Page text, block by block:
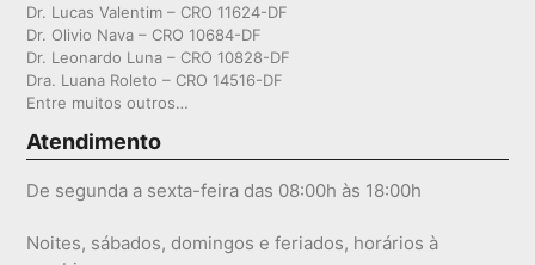
Dr. Lucas Valentim – CRO 11624-DF
Dr. Olivio Nava – CRO 10684-DF
Dr. Leonardo Luna – CRO 10828-DF
Dra. Luana Roleto – CRO 14516-DF
Entre muitos outros…
Atendimento
De segunda a sexta-feira das 08:00h às 18:00h
Noites, sábados, domingos e feriados, horários à